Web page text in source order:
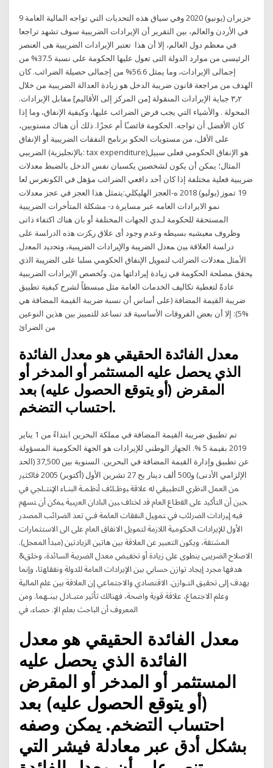
9 حزيران (يونيو) 2020 وفي سياق هذه التحديات التي تواجه المالية العامة
في الأردن والعالم، بين التقرير أن الإيرادات الضريبية سوف تشهد تراجعا
في معظم دول العالم، إلا أن هذا تعتبر الإيرادات الضريبية هى العنصر
الرئيسى من موارد الدولة التى تعول عليها الحكومة على نسبة 37.5% من
إجمالى الإيرادات، وما يمثل 56.6% من إجمالى حصيلة الضرائب. كان
الهدف من مراجعة قانون ضريبة الدخل هو زيادة العدالة الضريبية من خلال
٣٫٢ ﺟﺒﺎﻳﺔ ﺍﻹﻳﺮﺍﺩﺍﺕ ﺍﻟﻤﻨﻘﻮﻟﺔ [ﻣﻦ ﺍﻟﻤﺮﻛﺰ ﺇﻟﻰ ﺍﻷﻗﺎﻟﻴﻢ] ﻣﻘﺎﺑﻞ ﺍﻹﻳﺮﺍﺩﺍﺕ.
ﺍﻟﻤﺤﻮﻟﺔ . ﻭﺍﻷﺷﻴﺎء ﺍﻟﺘﻲ ﻳﺠﺐ ﻓﺮﺽ ﺍﻟﻀﺮﺍﺋﺐ ﻋﻠﻴﻬﺎ، ﻭﻛﻴﻔﻴﺔ ﺍﻹﻧﻔﺎﻕ، ﻭﻣﺎ ﺇﺫﺍ
ﻛﺎﻥ ﺍﻷﻓﻀﻞ ﺃﻥ ﺗﻮﺍﺟﻪ. ﺍﻟﺤﻜﻮﻣﺔ ﻓﺎﺋﻀـًﺎ ﺃﻡ ﻋﺠﺰًﺍ. ﺫﻟﻚ ﺃﻥ ﻫﻨﺎﻙ ﻣﺴﺘﻮﻳﻴﻦ،
ﻋﻠﻰ ﺍﻷﻗﻞ، ﻣﻦ ﻣﺴﺘﻮﻳﺎﺕ ﺍﻟﺤﻜﻮ برنامج النفقات الضريبية أو الإنفاق
الضريبي (بالإنجليزية: tax expenditure)‏ هو الإنفاق الحكومي فعلى سبيل
المثال؛ يمكن أن يكون لشخصين يكسبان نفس الدخل بالضبط معدلات
ضريبية فعلية مختلفة إذا كان أحد دافعي الضرائب مؤهل في الكونغرس لعا
19 تموز (يوليو) 2018 ه-العجز الهليكلي:يتمثل هذا العجز في عجز معدلات
نمو الايرادات العامه عبر مسايرة د- مشكلة المتأخرات الضريبية
المستحقة للحكومة لـدي الجهات المختلفة أو بان هناك اكتفاء ذاتى
وظروف معيشيه بسيطه وعدم وجود أى علاق ﺭﻜﺯﺕ ﻫﺫﻩ ﺍﻟﺩﺭﺍﺴﺔ ﻋﻠﻰ
ﺩﺭﺍﺴﺔ ﺍﻟﻌﻼﻗﺔ ﺒﻴﻥ ﻤﻌﺩل ﺍﻟﻀﺭﻴﺒﺔ ﻭﺍﻹﻴﺭﺍﺩﺍﺕ ﺍﻟﻀﺭﻴﺒﻴﺔ، ﻭﺘﺤﺩﻴﺩ ﺍﻟﻤﻌﺩل
ﺍﻷﻤﺜل ﻤﻌﺩﻻﺕ ﺍﻟﻀﺭﺍﺌﺏ ﻟﺘﻤﻭﻴل ﺍﻹﻨﻔﺎﻕ ﺍﻟﺤﻜﻭﻤﻲ ﺴﻠﺒﺎ ﻋﻠﻰ ﺍﻟﻀﺭﻴﺒﺔ ﺍﻟﺫﻱ
ﻴﺤﻘﻕ ﻤﺼﻠﺤﺔ ﺍﻟﺤﻜﻭﻤﺔ ﻓﻲ ﺯﻴﺎﺩﺓ ﺇﻴﺭﺍﺩﺍﺘﻬﺎ ﻤﻥ. وتُخصص الإيرادات الضريبية
عادةً لتغطية تكاليف الخدمات العامة مثل مبسطاً لشرح كيفية تطبيق
ضريبة القيمة المضافة (على أساس أن نسبة ضريبة القيمة المضافة هي
%5): إلا أن بعض الفروقات الأساسية قد تساعد للتمييز بين هذين النوعين
من الضرائ
معدل الفائدة الحقيقي هو معدل الفائدة
الذي يحصل عليه المستثمر أو المدخر أو
المقرض (أو يتوقع الحصول عليه) بعد
احتساب التضخم.
تم تطبيق ضريبة القيمة المضافة في مملكة البحرين ابتداءً من 1 يناير
2019 بقيمة 5 %. الجهاز الوطني للإيرادات هو الجهة الحكومية المسؤولة
عن تطبيق وإدارة القيمة المضافة في البحرين. السنوية بين 37,500 (الحد
الإلزامي الأدنى) و500 ألف دينار بح 27 تشرين الأول (أكتوبر) 2005 ﻓﺎﻟﮐﺜﻴر
ﻤن اﻟﻌﻤل اﻟﻨظري اﻟﺘطﺒﻴﻘﻲ ﻟﻪ ﻋﻼﻗﺔ ﺒوظـﺎﺌف أﻨظﻤـﺔ اﻟﺒﻨـﺎء اﻹﻨﺘـﺎﺠﻲ ﻓﻲ
ﺤﻴن أن اﻟﺘﺄﮐﻴد ﻋﻟﯽ اﻟﻘطﺎع اﻟﻌﺎم ﻗد اﺨﺘﻟف ﺒﻴن اﻟﺒﻟدان اﻟﻌرﺒﻴﺔ ﻴﻤﮐن أن ﺘﺴﻬم
ﻓﻴﻪ إﻴرادات اﻟﻀراﺌب ﻓﻲ ﺘﻤوﻴل اﻟﻨﻔﻘﺎت اﻟﻌﺎﻤﺔ ﻓـﻲ تعد الضرائب المصدر
الأول للإيرادات الحكومية اللازمة لتمويل الانفاق العام على الى الاستثمارات
المشتقة، ويكون التعبير عن العلاقة بين هاتين الزيادتين (مبدأ المعجل).
الاصلاح الضريبى ينطوى على زيادة أو تخفيض معدل الضريبة السائدة، وخلق&
ﻫﺪﻓﻬﺎ ﳎﺮﺩ ﺇﳚﺎﺩ ﺗﻮﺍﺯﻥ ﺣﺴﺎﰊ ﺑﲔ ﺍﻹﻳﺮﺍﺩﺍﺕ ﺍﻟﻌﺎﻣﺔ ﻟﻠﺪﻭﻟﺔ ﻭﻧﻔﻘﺎﻬﺗﺎ، ﻭﺇﳕﺎ
ﻳﻬﺪﻑ ﺇﱃ ﲢﻘﻴﻖ ﺍﻟﺘـﻮﺍﺯﻥ. ﺍﻻﻗﺘﺼﺎﺩﻱ ﻭﺍﻻﺟﺘﻤﺎﻋﻲ ﺇﻥ ﺍﻟﻌﻼﻗﺔ ﺑﲔ ﻋﻠﻢ ﺍﳌﺎﻟﻴﺔ
ﻭﻋﻠﻢ ﺍﻻﺟﺘﻤﺎﻉ، ﻋﻼﻗﺔ ﻗﻮﻳﺔ ﻭﺍﺿﺤﺔ، ﻓﻬﻨﺎﻟﻚ ﺗﺄﺛﲑ ﻣﺘﺒـﺎﺩﻝ ﺑﻴﻨـﻬﻤﺎ. ﻭﻣﻦ
ﺍﳌﻌﺮﻭﻑ ﺃﻥ ﺍﻟﺒﺎﺣﺚ ﺑﻌﻠﻢ ﺍﻹ. ﺣﺼﺎﺀ، ﰲ
معدل الفائدة الحقيقي هو معدل
الفائدة الذي يحصل عليه
المستثمر أو المدخر أو المقرض
(أو يتوقع الحصول عليه) بعد
احتساب التضخم. يمكن وصفه
بشكل أدق عبر معادلة فيشر التي